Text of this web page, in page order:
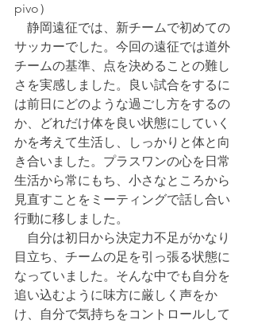
pivo）
静岡遠征では、新チームで初めての
サッカーでした。今回の遠征では道外
チームの基準、点を決めることの難し
さを実感しました。良い試合をするに
は前日にどのような過ごし方をするの
か、どれだけ体を良い状態にしていく
かを考えて生活し、しっかりと体と向
き合いました。プラスワンの心を日常
生活から常にもち、小さなところから
見直すことをミーティングで話し合い
行動に移しました。
自分は初日から決定力不足がかなり
目立ち、チームの足を引っ張る状態に
なっていました。そんな中でも自分を
追い込むように味方に厳しく声をか
け、自分で気持ちをコントロールして